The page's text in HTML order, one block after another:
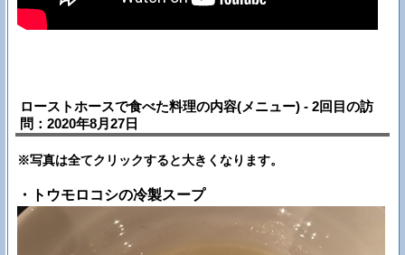
ローストホースで食べた料理の内容(メニュー) - 2回目の訪
問：2020年8月27日
※写真は全てクリックすると大きくなります。
・トウモロコシの冷製スープ